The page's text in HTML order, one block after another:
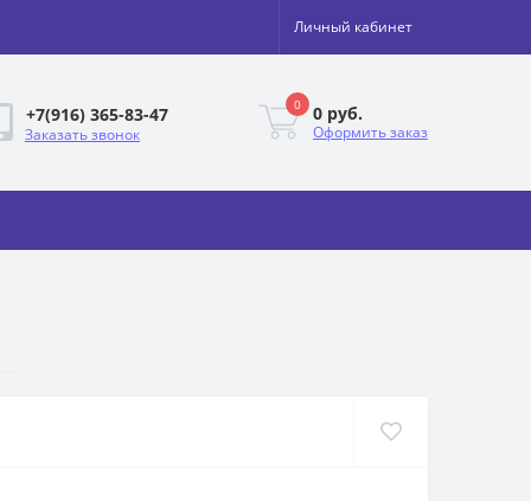
Личный кабинет
+7(916) 365-83-47
Заказать звонок
0 0 руб.
Оформить заказ